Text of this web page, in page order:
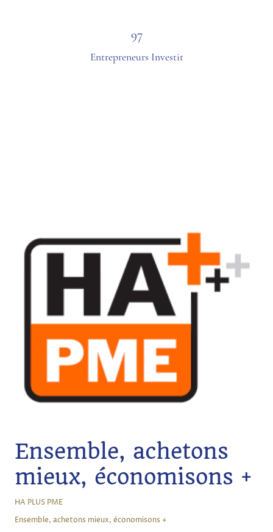
97
Entrepreneurs Investit
Ensemble, achetons
mieux, économisons +
HA PLUS PME
Ensemble, achetons mieux, économisons +